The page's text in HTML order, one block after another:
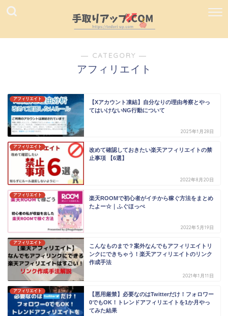
― CATEGORY ―
アフィリエイト
アフィリエイト
【Xアカウント凍結】自分なりの理由考察とやっ
てはいけないNG行動について
2025年1月28日
アフィリエイト
改めて確認しておきたい楽天アフィリエイトの禁
止事項 【6選】
2022年8月20日
アフィリエイト
楽天ROOMで初心者がイチから稼ぐ方法をまとめ
たよー☆｜ふぐほっぺ
2022年5月19日
アフィリエイト
こんなものまで？案外なんでもアフィリエイトリ
ンクにできちゃう！楽天アフィリエイトのリンク
作成手法
2021年1月11日
アフィリエイト
【悪用厳禁】必要なのはTwitterだけ！フォロワー
0でもOK！トレンドアフィリエイトを1か月やっ
てみた結果